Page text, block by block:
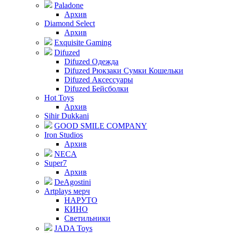
Paladone
Архив
Diamond Select
Архив
Exquisite Gaming
Difuzed
Difuzed Одежда
Difuzed Рюкзаки Сумки Кошельки
Difuzed Аксессуары
Difuzed Бейсболки
Hot Toys
Архив
Sihir Dukkani
GOOD SMILE COMPANY
Iron Studios
Архив
NECA
Super7
Архив
DeAgostini
Artplays мерч
НАРУТО
КИНО
Светильники
JADA Toys